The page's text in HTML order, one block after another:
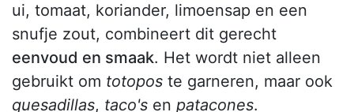
ui, tomaat, koriander, limoensap en een
snufje zout, combineert dit gerecht
eenvoud en smaak. Het wordt niet alleen
gebruikt om totopos te garneren, maar ook
quesadillas, taco's en patacones.